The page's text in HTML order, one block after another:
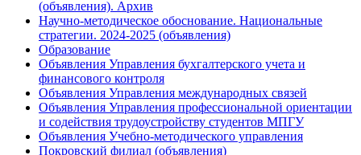
(объявления). Архив
Научно-методическое обоснование. Национальные
стратегии. 2024-2025 (объявления)
Образование
Объявления Управления бухгалтерского учета и
финансового контроля
Объявления Управления международных связей
Объявления Управления профессиональной ориентации
и содействия трудоустройству студентов МПГУ
Объявления Учебно-методического управления
Покровский филиал (объявления)